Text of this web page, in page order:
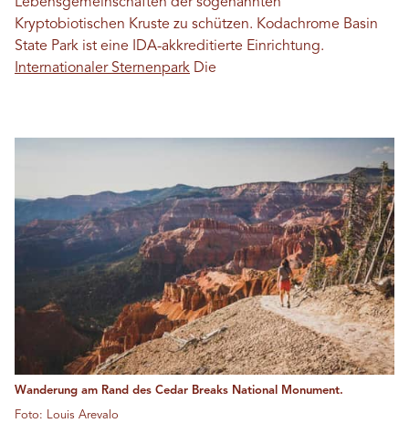
Kryptobiotischen Kruste zu schützen. Kodachrome Basin
State Park ist eine IDA-akkreditierte Einrichtung.
Internationaler Sternenpark Die
Wanderung am Rand des Cedar Breaks National Monument.
Foto: Louis Arevalo